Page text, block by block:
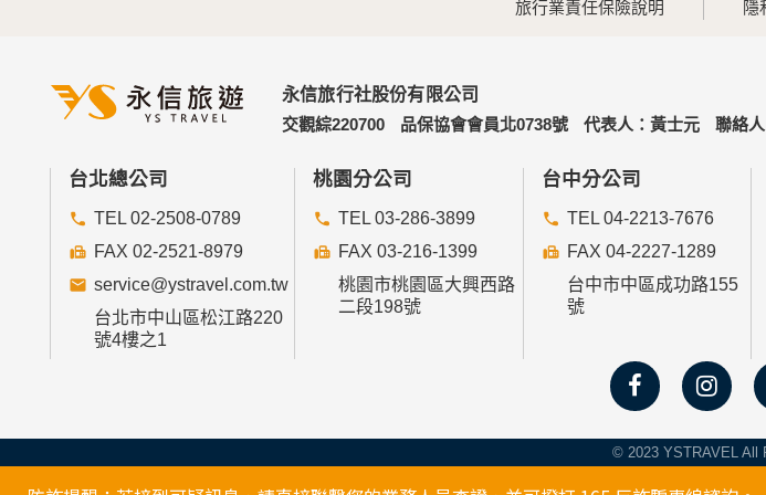
旅行業責任保險說明 隱
永信旅行社股份有限公司
交觀綜220700
品保協會會員北0738號 代表人：黃士元 聯絡
台北總公司
TEL 02-2508-0789
FAX 02-2521-8979
service@ystravel.com.tw
台北市中山區松江路220
號4樓之1
桃園分公司
TEL 03-286-3899
FAX 03-216-1399
桃園市桃園區大興西路
二段198號
台中分公司
TEL 04-2213-7676
FAX 04-2227-1289
台中市中區成功路155
號
© 2023 YSTRAVEL All